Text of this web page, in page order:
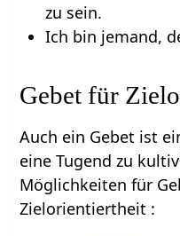
zu sein.
Ich bin jemand,
Gebet für
Auch ein Gebet ist
eine Tugend zu
Möglichkeiten für
Zielorientiertheit :